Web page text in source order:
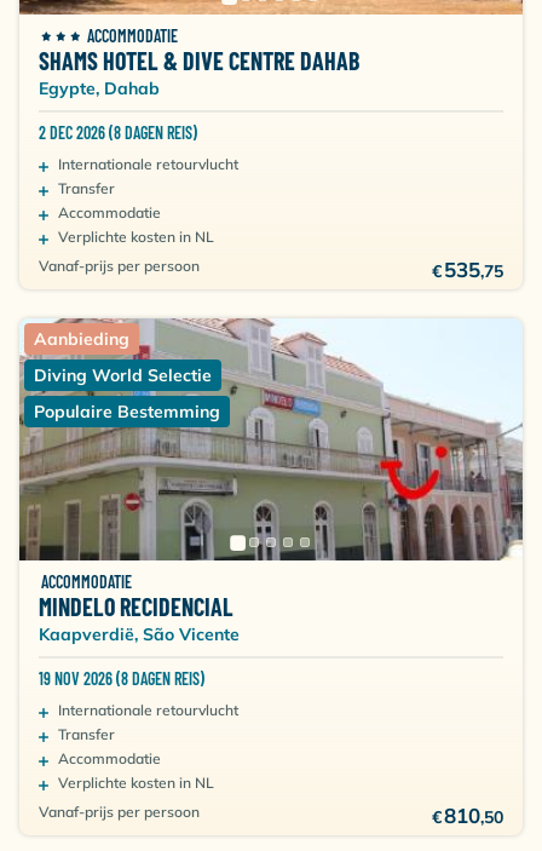
ACCOMMODATIE
SHAMS HOTEL & DIVE CENTRE DAHAB
Egypte, Dahab
2 DEC 2026 (8 DAGEN REIS)
Internationale retourvlucht
Transfer
Accommodatie
Verplichte kosten in NL
Vanaf-prijs per persoon
€535,75
Aanbieding
Diving World Selectie
Populaire Bestemming
ACCOMMODATIE
MINDELO RECIDENCIAL
Kaapverdië, São Vicente
19 NOV 2026 (8 DAGEN REIS)
Internationale retourvlucht
Transfer
Accommodatie
Verplichte kosten in NL
Vanaf-prijs per persoon
€810,50